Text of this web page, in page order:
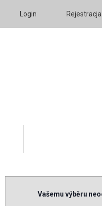
Login
Vašemu výběru